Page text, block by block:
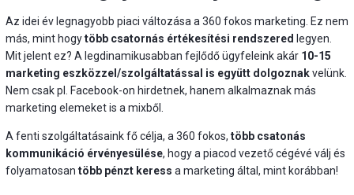
Az idei év legnagyobb piaci változása a 360 fokos marketing. Ez nem
más, mint hogytöbb csatornás értékesítési rendszered legyen.
Mit jelent ez? A legdinamikusabban fejlődő ügyfeleink akár 10-15
marketing eszközzel/szolgáltatással is együtt dolgoznakvelünk.
Nem csak pl. Facebook-on hirdetnek, hanem alkalmaznak más
marketing elemeket is a mixből.
A fenti szolgáltatásaink fő célja, a 360 fokos, több csatonás
kommunikáció érvényesülése, hogy a piacod vezető cégévé válj és
folyamatosan több pénzt keress a marketing által, mint korábban!